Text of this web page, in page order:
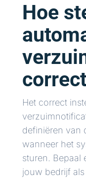
Hoe
Het correct
definiëren van
wanneer het
sturen. Bepaal
jouw bedrijf